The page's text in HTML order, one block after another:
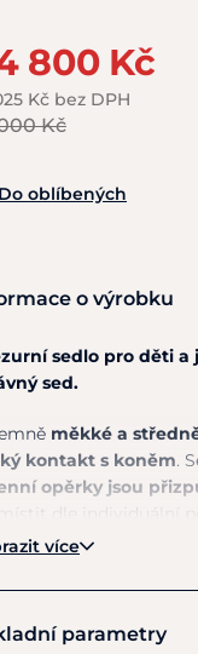
800 Kč
Kč bez DPH
Kč
Do oblíbených
o výrobku
sedlo pro děti
sed.
měkké a
kontakt s koněm.
opěrky jsou
dle individuální
koně umožňují
na hřbetě koně a
sedlová kostra
více
parametry